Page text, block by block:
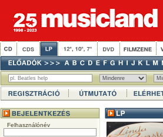
Felhasználónév